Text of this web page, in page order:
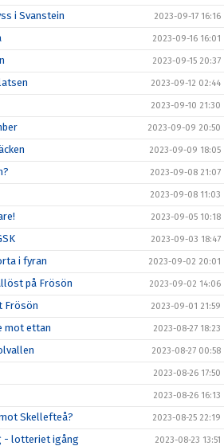
i Svanstein 2023-09-17 16:16
2023-09-16 16:01
2023-09-15 20:37
2023-09-12 02:44
2023-09-10 21:30
2023-09-09 20:50
2023-09-09 18:05
2023-09-08 21:07
2023-09-08 11:03
2023-09-05 10:18
2023-09-03 18:47
i fyran 2023-09-02 20:01
på Frösön 2023-09-02 14:06
Frösön 2023-09-01 21:59
mot ettan 2023-08-27 18:23
2023-08-27 00:58
2023-08-26 17:50
2023-08-26 16:13
Skellefteå? 2023-08-25 22:19
- lotteriet igång 2023-08-23 13:51